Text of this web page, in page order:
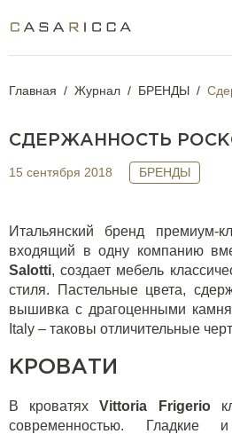
Главная Журнал БРЕНДЫ
СДЕРЖАННОСТЬ
15 сентября 2018 БРЕНДЫ
Итальянский бренд премиум-
входящий в одну компанию
Salotti, создает мебель
стиля. Пастельные цвета,
вышивка с драгоценными
Italy – таковы отличительные
КРОВАТИ
В кроватяхVittoria Frigerio
современностью. Гладкие